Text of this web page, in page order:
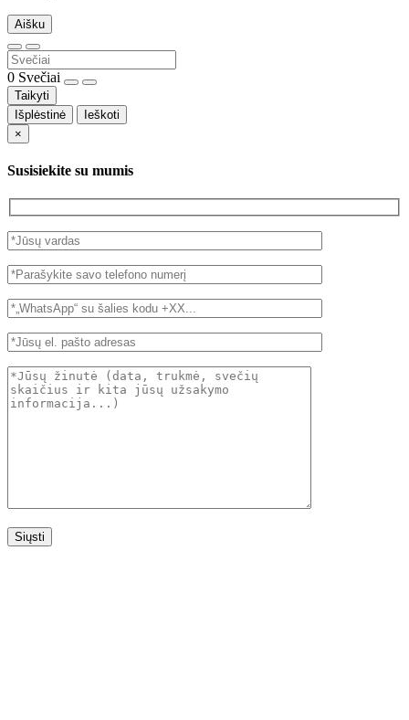
Aišku
0 Svečiai
Taikyti
Išplėstinė
Ieškoti
×
Susisiekite su mumis